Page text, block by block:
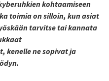
kohtaamiseen
toimia on silloin, kun asiat
tarvitse tai kannata
kenelle ne sopivat ja